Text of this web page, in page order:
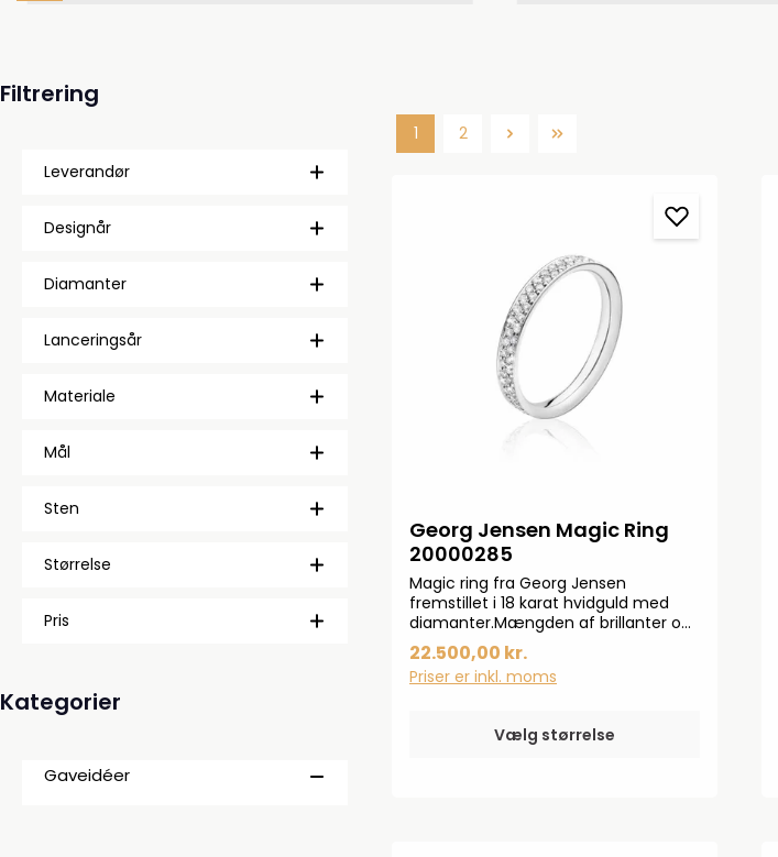
Filtrering
Leverandør
Designår
Diamanter
Lanceringsår
Materiale
Mål
Sten
Størrelse
Pris
Kategorier
Gaveidéer
Side
1 Side
2
Georg Jensen Magic Ring
20000285
Magic ring fra Georg Jensen
fremstillet i 18 karat hvidguld med
diamanter.Mængden af brillanter og
vægten i karat vil variere alt efter
størrelsen på ringen.
22.500,00 kr.
Priser er inkl. moms
Vælg størrelse